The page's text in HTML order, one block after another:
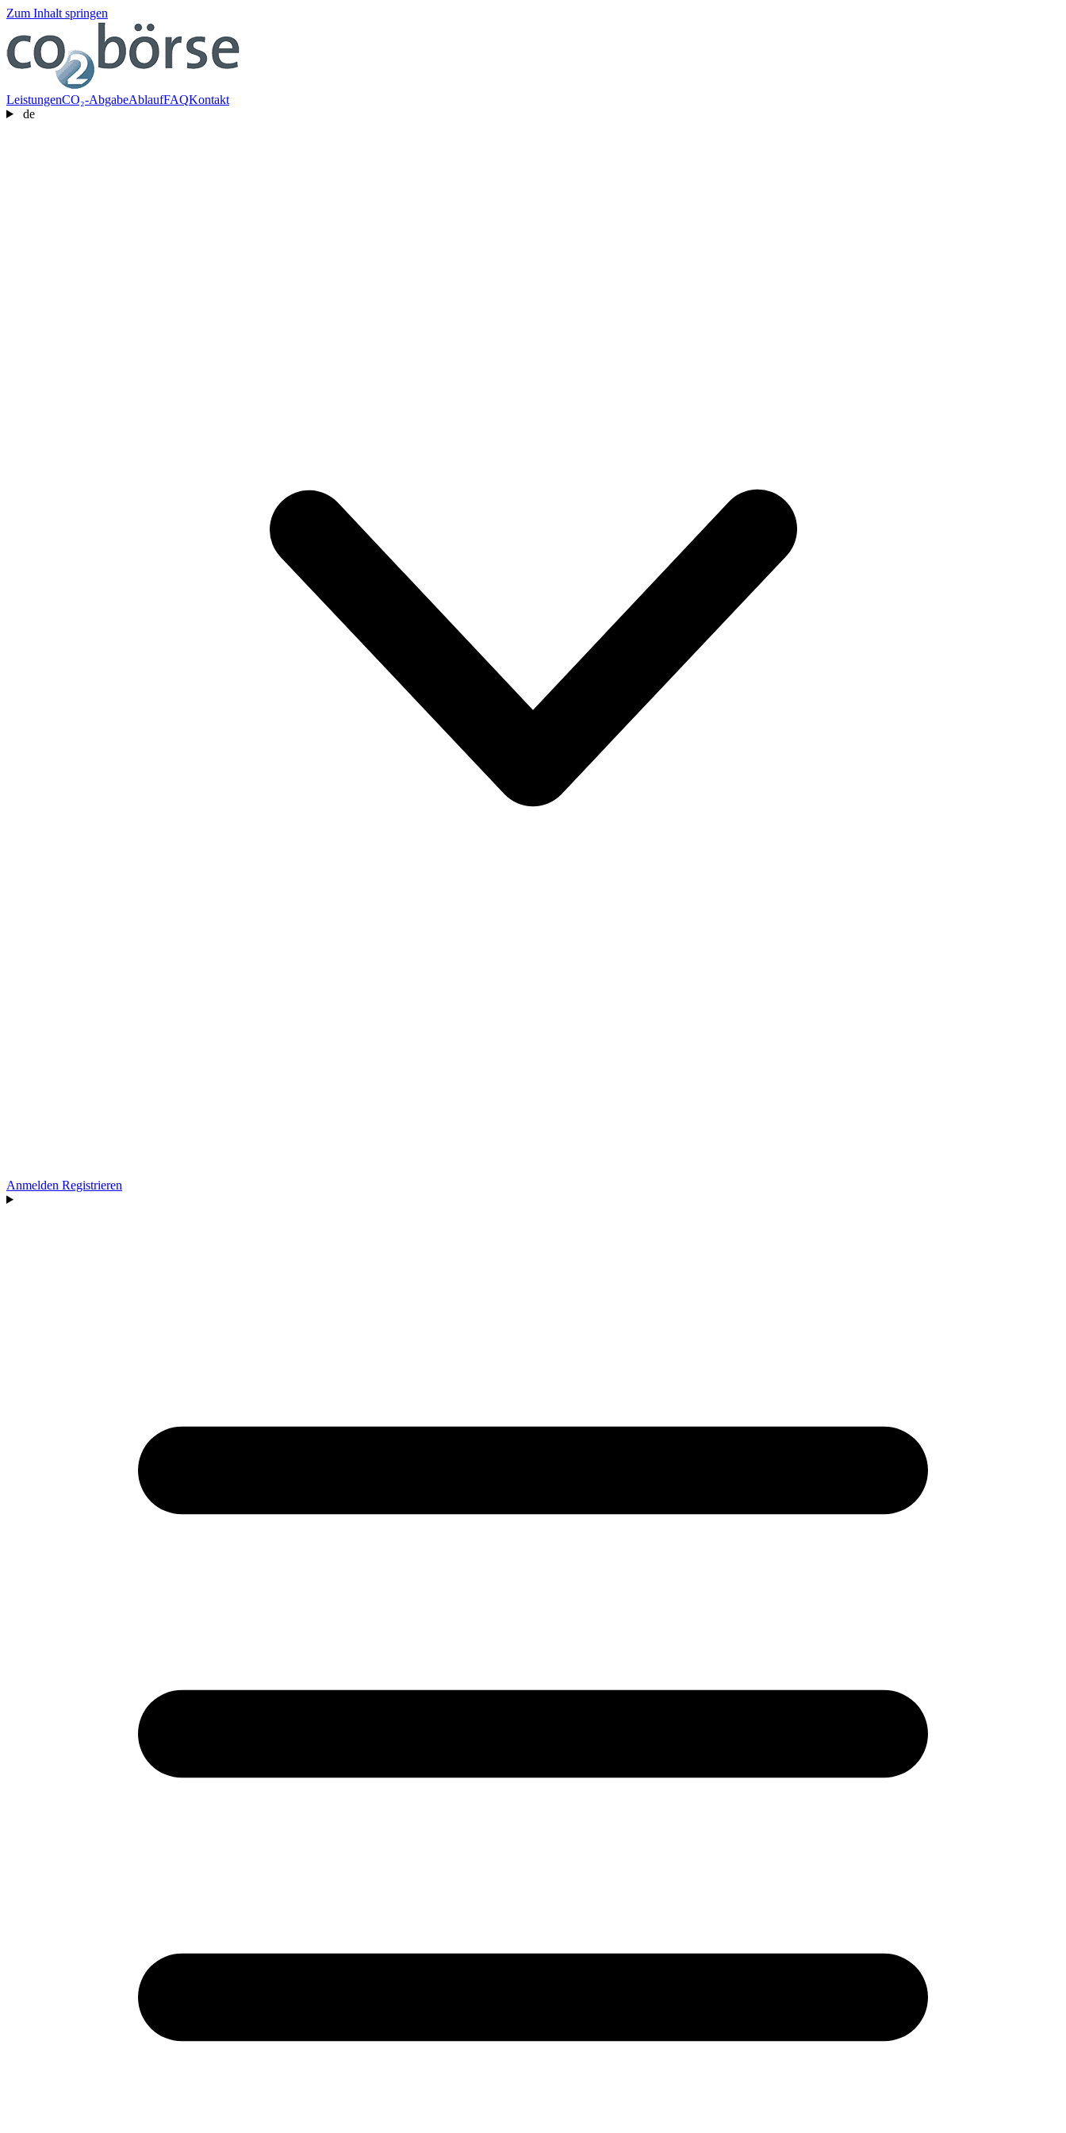
Zum Inhalt springen
LeistungenCO₂-AbgabeAblaufFAQKontakt
de
Anmelden Registrieren